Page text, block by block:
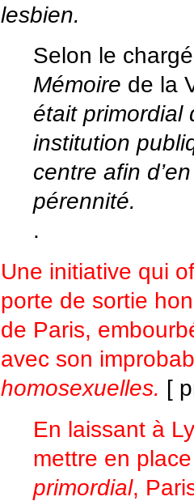
lesbien.
Selon le
Mémoire de la
était primordial
institution
centre afin
pérennité.
.
Une initiative qui
porte de sortie
de Paris,
avec son
homosexuelles. [
En laissant à
mettre en
primordial,